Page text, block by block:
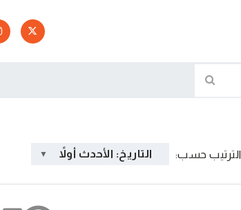
الترتيب حسب: التاريخ: الأحدث أولاً